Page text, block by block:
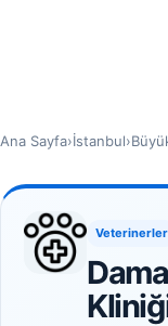
Ana Sayfa›İstanbul›
Veterinerler